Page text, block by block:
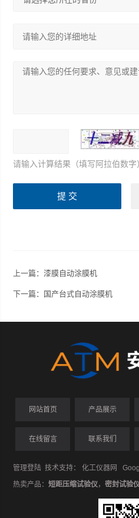
请输入计算结果（填写阿拉伯数
上一篇：漆膜自动涂膜机
下一篇： 国产台式自动涂膜机
网站首页 产品展示
在线留言 联系我们
管理登陆 技术支持：化工仪器网
热卖产品：短距压缩试验仪，密封试验